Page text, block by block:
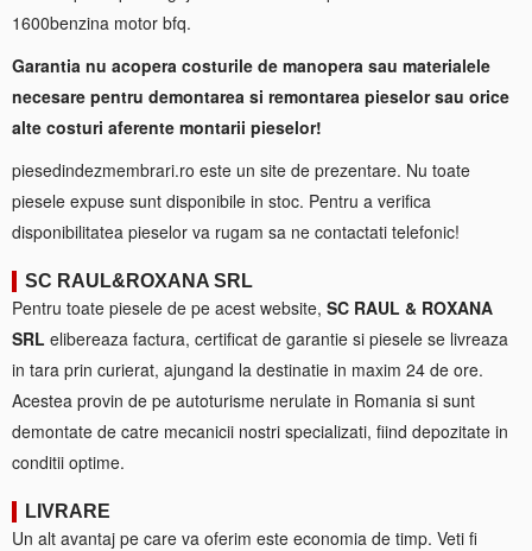
1600benzina motor bfq.
Garantia nu acopera costurile de manopera sau materialele
necesare pentru demontarea si remontarea pieselor sau orice
alte costuri aferente montarii pieselor!
piesedindezmembrari.ro este un site de prezentare. Nu toate
piesele expuse sunt disponibile in stoc. Pentru a verifica
disponibilitatea pieselor va rugam sa ne contactati telefonic!
SC RAUL&ROXANA SRL
Pentru toate piesele de pe acest website, SC RAUL & ROXANA
SRL elibereaza factura, certificat de garantie si piesele se livreaza
in tara prin curierat, ajungand la destinatie in maxim 24 de ore.
Acestea provin de pe autoturisme nerulate in Romania si sunt
demontate de catre mecanicii nostri specializati, fiind depozitate in
conditii optime.
LIVRARE
Un alt avantaj pe care va oferim este economia de timp. Veti fi